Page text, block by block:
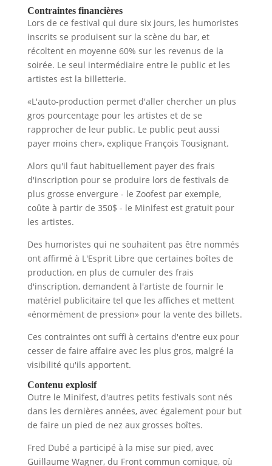
Contraintes financières
Lors de ce festival qui dure six jours, les humoristes
inscrits se produisent sur la scène du bar, et
récoltent en moyenne 60% sur les revenus de la
soirée. Le seul intermédiaire entre le public et les
artistes est la billetterie.
«L'auto-production permet d'aller chercher un plus
gros pourcentage pour les artistes et de se
rapprocher de leur public. Le public peut aussi
payer moins cher», explique François Tousignant.
Alors qu'il faut habituellement payer des frais
d'inscription pour se produire lors de festivals de
plus grosse envergure - le Zoofest par exemple,
coûte à partir de 350$ - le Minifest est gratuit pour
les artistes.
Des humoristes qui ne souhaitent pas être nommés
ont affirmé à L'Esprit Libre que certaines boîtes de
production, en plus de cumuler des frais
d'inscription, demandent à l'artiste de fournir le
matériel publicitaire tel que les affiches et mettent
«énormément de pression» pour la vente des billets.
Ces contraintes ont suffi à certains d'entre eux pour
cesser de faire affaire avec les plus gros, malgré la
visibilité qu'ils apportent.
Contenu explosif
Outre le Minifest, d'autres petits festivals sont nés
dans les dernières années, avec également pour but
de faire un pied de nez aux grosses boîtes.
Fred Dubé a participé à la mise sur pied, avec
Guillaume Wagner, du Front commun comique, où